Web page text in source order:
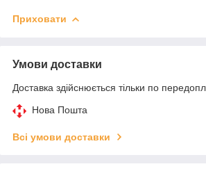
Приховати
Умови доставки
Доставка здійснюється тільки по
Нова Пошта
Всі умови доставки